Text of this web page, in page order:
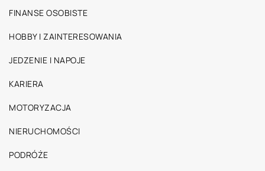
FINANSE OSOBISTE
HOBBY I ZAINTERESOWANIA
JEDZENIE I NAPOJE
KARIERA
MOTORYZACJA
NIERUCHOMOŚCI
PODRÓŻE